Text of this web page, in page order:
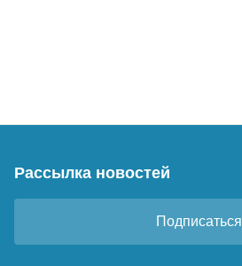
Рассылка новостей
Подписаться